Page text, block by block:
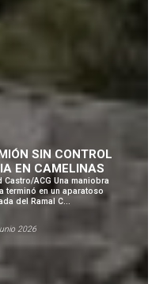
SIN CONTROL
EN CAMELINAS
ACG Una maniobra
terminó en un aparatoso
del Ramal C...
2026